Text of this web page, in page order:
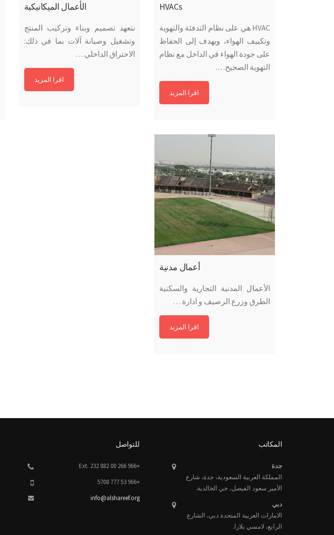
HVACs
HVAC هي على نظام التدفئة والتهوية
وتكييف الهواء، ويهدف إلى الحفاظ
على جودة الهواء في الداخل مع نظام
التهوية الصحيح….
اقرا المزيد
الأعمال الميكانيكية
نتعهد تصميم وبناء وتركيب المنتج
وتشغيل وصيانة آلات بما في ذلك:
الاحتراق الداخلي …
اقرا المزيد
أعمال مدنية
الأعمال المدنية التجارية والسكنية
الطرق وزرع الرصيف و ادارة …
اقرا المزيد
للتواصل
+966 266 00 882 Ext. 232
+966 53 777 5708
info@alshareef.org
المكاتب
جدة
المملكة العربية السعودية، جدة، شارع
الأمير سعود الفيصل، حي الخالدية.
دبي
الامارات العربية المتحدة دبي، الشارع
الرابع، لامسي بلازا.